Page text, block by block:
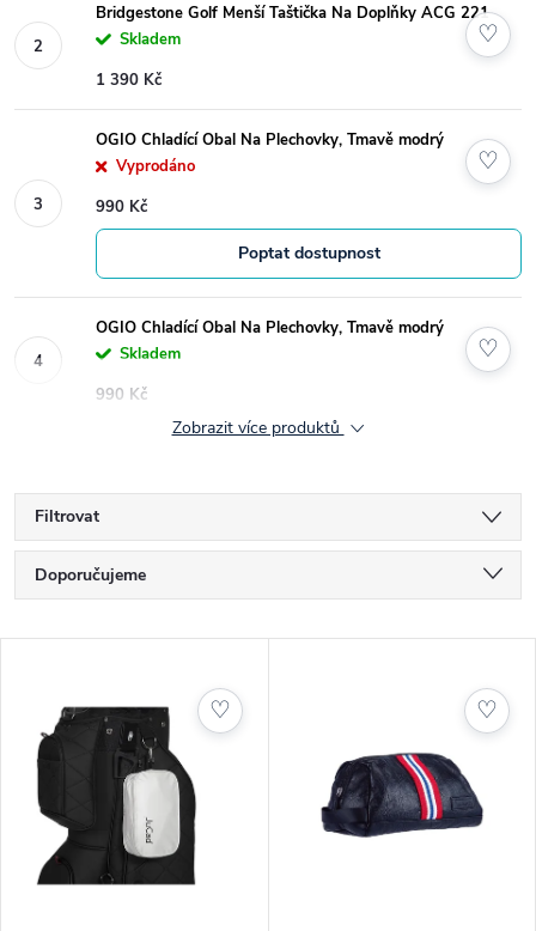
Bridgestone Golf Menší Taštička Na Doplňky ACG 221
Skladem
1 390 Kč
♡
OGIO Chladící Obal Na Plechovky, Tmavě modrý
Vyprodáno
990 Kč
Poptat dostupnost
♡
OGIO Chladící Obal Na Plechovky, Tmavě modrý
Skladem
990 Kč
♡
Zobrazit více produktů
Filtrovat
Ř
a
e
n
Doporučujeme
Nejprodávanější
Abecedně
p
♡ ♡